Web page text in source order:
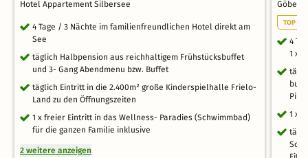
Hotel Appartement Silbersee
4 Tage / 3 Nächte im familienfreundlichen Hotel direkt am
See
täglich Halbpension aus reichhaltigem Frühstücksbuffet
und 3- Gang Abendmenu bzw. Buffet
täglich Eintritt in die 2.400m² große Kinderspielhalle Frielo-
Land zu den Öffnungszeiten
1 x freier Eintritt in das Wellness- Paradies (Schwimmbad)
für die ganzen Familie inklusive
2 weitere anzeigen
TOP
4
1 x
Pils
1 x